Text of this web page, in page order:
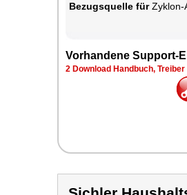
Be­zugs­quel­le fürZy­klon-Ak­ku-
Vor­han­de­ne Sup­port-
2 Down­load Hand­buch, Trei­ber